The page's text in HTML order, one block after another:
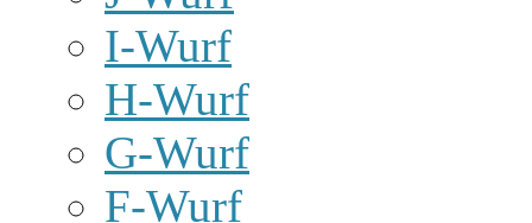
I-Wurf
H-Wurf
G-Wurf
F-Wurf